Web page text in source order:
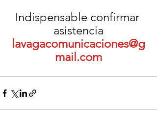
Indispensable confirmar
asistencia
lavagacomunicaciones@g
mail.com